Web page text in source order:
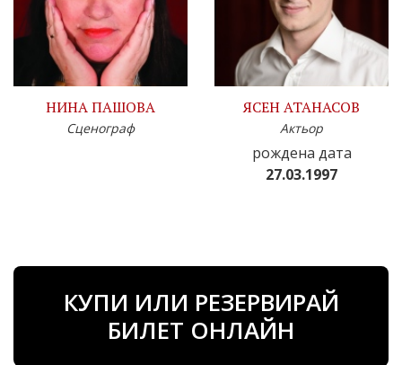
НИНА ПАШОВА
Сценограф
ЯСЕН АТАНАСОВ
Актьор
рождена дата
27.03.1997
КУПИ ИЛИ РЕЗЕРВИРАЙ
БИЛЕТ ОНЛАЙН